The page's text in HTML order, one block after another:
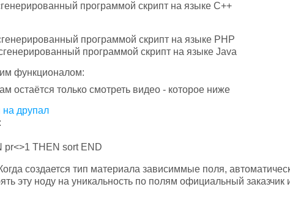
программой скрипт на языке C++
программой скрипт на языке PHP
программой скрипт на языке Java
функционалом:
остаётся только смотреть видео - которое ниже
на друпал
pr<>1 THEN sort END
создается тип материала зависиммые поля,
эту ноду на уникальность по полям официальный